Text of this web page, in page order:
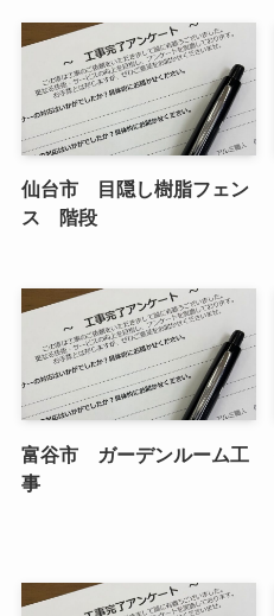
仙台市 目隠し樹脂フェン
ス 階段
富谷市 ガーデンルーム工
事